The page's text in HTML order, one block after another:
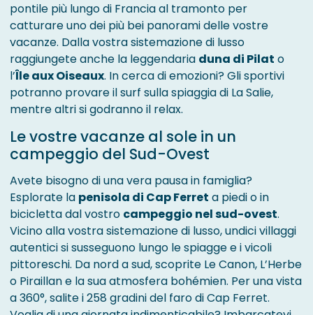
pontile più lungo di Francia al tramonto per
catturare uno dei più bei panorami delle vostre
vacanze. Dalla vostra sistemazione di lusso
raggiungete anche la leggendaria duna di Pilat o
l’Île aux Oiseaux. In cerca di emozioni? Gli sportivi
potranno provare il surf sulla spiaggia di La Salie,
mentre altri si godranno il relax.
Le vostre vacanze al sole in un
campeggio del Sud-Ovest
Avete bisogno di una vera pausa in famiglia?
Esplorate la penisola di Cap Ferret a piedi o in
bicicletta dal vostro campeggio nel sud-ovest.
Vicino alla vostra sistemazione di lusso, undici villaggi
autentici si susseguono lungo le spiagge e i vicoli
pittoreschi. Da nord a sud, scoprite Le Canon, L’Herbe
o Piraillan e la sua atmosfera bohémien. Per una vista
a 360°, salite i 258 gradini del faro di Cap Ferret.